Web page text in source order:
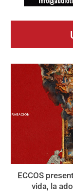
ECCOS
vida, la